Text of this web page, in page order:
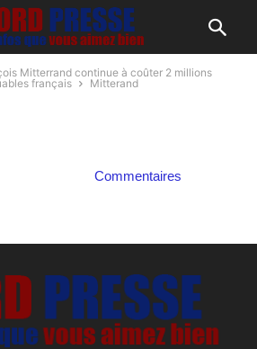
Mitterrand continue à coûter 2 millions
français
Mitterand
Commentaires